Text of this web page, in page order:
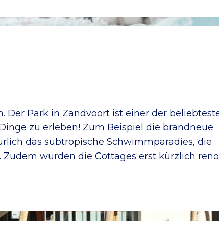
Park in Zandvoort ist einer der
zu erleben! Zum Beispiel die brandneue
das subtropische Schwimmparadies, die
wurden die Cottages erst kürzlich